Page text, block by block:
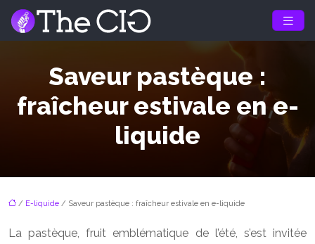
Saveur pastèque :
fraîcheur estivale en e-
liquide
/ E-liquide / Saveur pastèque : fraîcheur estivale en e-liquide
La pastèque, fruit emblématique de l’été, s’est invitée